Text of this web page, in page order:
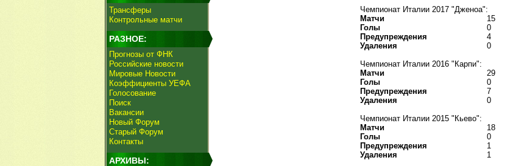
Трансферы
Контрольные матчи
РАЗНОЕ:
Прогнозы от ФНК
Российские новости
Мировые Новости
Коэффициенты УЕФА
Голосование
Поиск
Вакансии
Новый Форум
Старый Форум
Контакты
АРХИВЫ:
Чемпионат Италии 2017 "Дженоа":
Матчи
15
Голы
0
Предупреждения
4
Удаления
0
Чемпионат Италии 2016 "Карпи":
Матчи
29
Голы
0
Предупреждения
7
Удаления
0
Чемпионат Италии 2015 "Кьево":
Матчи
18
Голы
0
Предупреждения
1
Удаления
1